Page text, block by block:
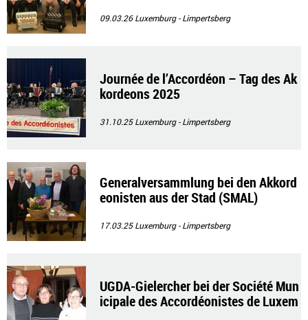
09.03.26Luxemburg - Limpertsberg
Journée de l’Accordéon – Tag des Ak
kordeons 2025
31.10.25Luxemburg - Limpertsberg
Generalversammlung bei den Akkord
eonisten aus der Stad (SMAL)
17.03.25Luxemburg - Limpertsberg
UGDA-Gielercher bei der Société Mun
icipale des Accordéonistes de Luxem